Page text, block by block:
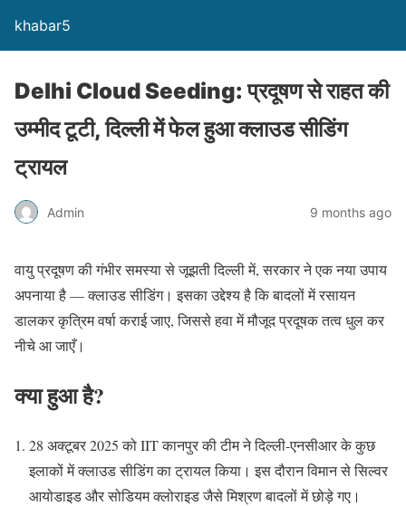
khabar5
Delhi Cloud Seeding: प्रदूषण से राहत की
उम्मीद टूटी, दिल्ली में फेल हुआ क्लाउड सीडिंग
ट्रायल
Admin 9 months ago
वायु प्रदूषण की गंभीर समस्या से जूझती दिल्ली में, सरकार ने एक नया उपाय
अपनाया है — क्लाउड सीडिंग। इसका उद्देश्य है कि बादलों में रसायन
डालकर कृत्रिम वर्षा कराई जाए, जिससे हवा में मौजूद प्रदूषक तत्व धुल कर
नीचे आ जाएँ।
क्या हुआ है?
28 अक्टूबर 2025 को IIT कानपुर की टीम ने दिल्ली-एनसीआर के कुछ
इलाकों में क्लाउड सीडिंग का ट्रायल किया। इस दौरान विमान से सिल्वर
आयोडाइड और सोडियम क्लोराइड जैसे मिश्रण बादलों में छोड़े गए।